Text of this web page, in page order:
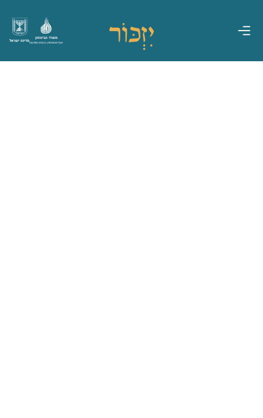
מדינת ישראל
משרד הביטחון
אגף משפחות, הנצחה ומורשת